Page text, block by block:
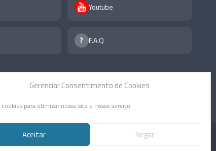
Gerenciar Consentimento de Cookies
cookies para otimizar nosso site e nosso serviço.
Aceitar Negar
Youtube
F.A.Q